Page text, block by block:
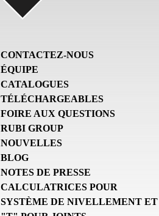
CONTACTEZ-NOUS
ÉQUIPE
CATALOGUES
TÉLÉCHARGEABLES
FOIRE AUX QUESTIONS
RUBI GROUP
NOUVELLES
BLOG
NOTES DE PRESSE
CALCULATRICES POUR
SYSTÈME DE NIVELLEMENT ET